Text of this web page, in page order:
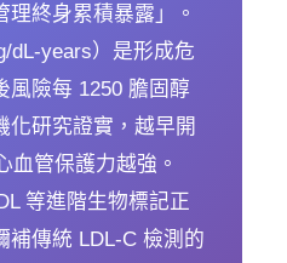
理終身累積暴露」。
dL-years）是形成危
風險每 1250 膽固醇
化研究證實，越早開
血管保護力越強。
等進階生物標記正
補傳統 LDL-C 檢測的